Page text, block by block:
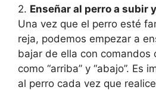
2. Enseñar al perro a subir
Una vez que el perro esté
reja, podemos empezar a
bajar de ella con comandos
como “arriba” y “abajo”. Es
al perro cada vez que